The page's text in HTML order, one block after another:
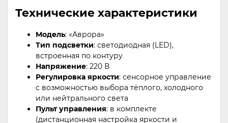
Технические характеристики
Модель: «Аврора»
Тип подсветки: светодиодная (LED),
встроенная по контуру
Напряжение: 220 В
Регулировка яркости: сенсорное управление
с возможностью выбора тёплого, холодного
или нейтрального света
Пульт управления: в комплекте
(дистанционная настройка яркости и